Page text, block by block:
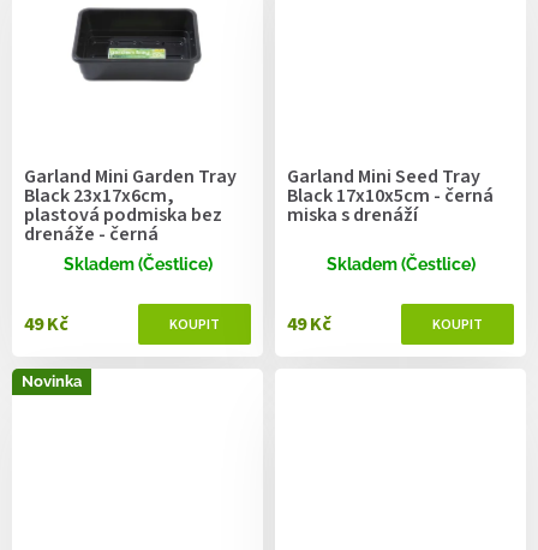
Garland Mini Garden Tray
Black 23x17x6cm,
plastová podmiska bez
drenáže - černá
Skladem (Čestlice)
49 Kč
Garland Mini Seed Tray
Black 17x10x5cm - černá
miska s drenáží
Skladem (Čestlice)
49 Kč
Novinka